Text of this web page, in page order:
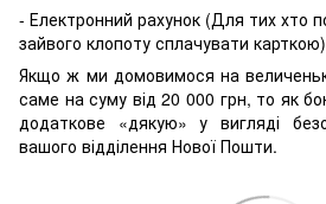
- Електронний рахунок (Для тих хто
зайвого клопоту сплачувати
Якщо ж ми домовимося на
саме на суму від 20 000 грн, то як
додаткове «дякую» у вигляді
вашого відділення Нової Пошти.